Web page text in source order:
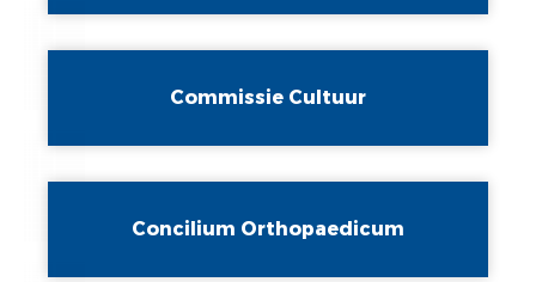
Commissie Cultuur
Concilium Orthopaedicum